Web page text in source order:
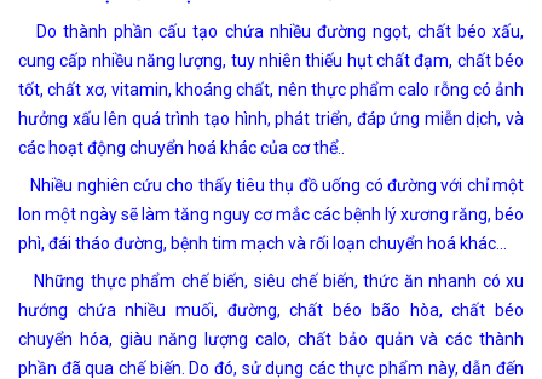
Do thành phần cấu tạo chứa nhiều đường ngọt, chất béo xấu,
cung cấp nhiều năng lượng, tuy nhiên thiếu hụt chất đạm, chất béo
tốt, chất xơ, vitamin, khoáng chất, nên thực phẩm calo rỗng có ảnh
hưởng xấu lên quá trình tạo hình, phát triển, đáp ứng miễn dịch, và
các hoạt động chuyển hoá khác của cơ thể..
Nhiều nghiên cứu cho thấy tiêu thụ đồ uống có đường với chỉ một
lon một ngày sẽ làm tăng nguy cơ mắc các bệnh lý xương răng, béo
phì, đái tháo đường, bệnh tim mạch và rối loạn chuyển hoá khác…
Những thực phẩm chế biến, siêu chế biến, thức ăn nhanh có xu
hướng chứa nhiều muối, đường, chất béo bão hòa, chất béo
chuyển hóa, giàu năng lượng calo, chất bảo quản và các thành
phần đã qua chế biến. Do đó, sử dụng các thực phẩm này, dẫn đến